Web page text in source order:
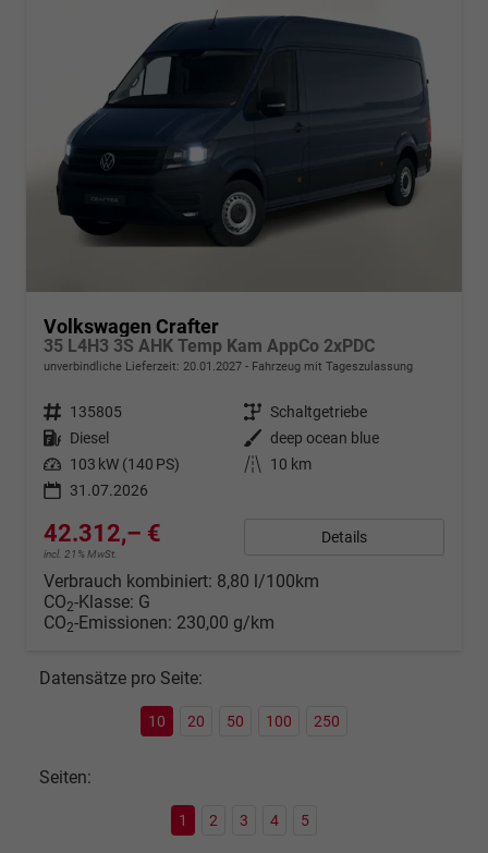
Volkswagen Crafter
35 L4H3 3S AHK Temp Kam AppCo 2xPDC
unverbindliche Lieferzeit: 20.01.2027 Fahrzeug mit Tageszulassung
Fahrzeugnr. 135805 Getriebe Schaltgetriebe
Kraftstoff Diesel Außenfarbe deep ocean blue
Leistung 103 kW (140 PS) Kilometerstand
10 km
31.07.2026
42.312,– €
incl. 21% MwSt.
Details
Verbrauch kombiniert: 8,80 l/100km
CO2-Klasse: G
CO2-Emissionen: 230,00 g/km
Datensätze pro Seite:
10 20 50 100 250
Seiten:
1 2 3 4 5